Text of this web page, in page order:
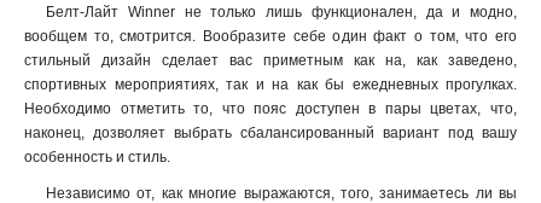
Белт-Лайт Winner не только лишь функционален, да и модно,
вообщем то, смотрится. Вообразите себе один факт о том, что его
стильный дизайн сделает вас приметным как на, как заведено,
спортивных мероприятиях, так и на как бы ежедневных прогулках.
Необходимо отметить то, что пояс доступен в пары цветах, что,
наконец, дозволяет выбрать сбалансированный вариант под вашу
особенность и стиль.
Независимо от, как многие выражаются, того, занимаетесь ли вы